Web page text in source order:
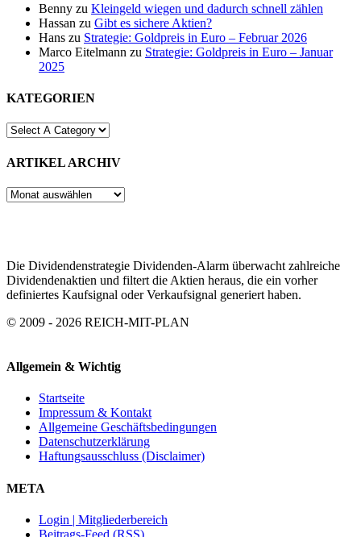
Benny zu Kleingeld wiegen und dadurch schnell zählen
Hassan zu Gibt es sichere Aktien?
Hans zu Strategie: Goldpreis in Euro – Februar 2026
Marco Eitelmann zu Strategie: Goldpreis in Euro – Januar
2025
KATEGORIEN
ARTIKEL ARCHIV
ARTIKEL
Die Dividendenstrategie Dividenden-Alarm überwacht zahlreiche
Dividendenaktien und filtert die Aktien heraus, die ein vorher
definiertes Kaufsignal oder Verkaufsignal generiert haben.
© 2009 - 2026 REICH-MIT-PLAN
Allgemein & Wichtig
Startseite
Impressum & Kontakt
Allgemeine Geschäftsbedingungen
Datenschutzerklärung
Haftungsausschluss (Disclaimer)
META
Login | Mitgliederbereich
Beitrags-Feed (RSS)